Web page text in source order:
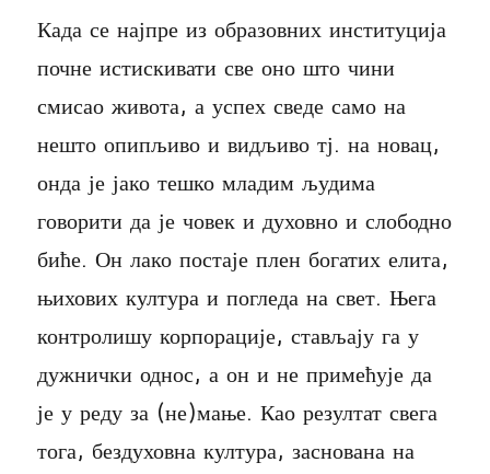
Када се најпре из образовних институција
почне истискивати све оно што чини
смисао живота, а успех сведе само на
нешто опипљиво и видљиво тј. на новац,
онда је јако тешко младим људима
говорити да је човек и духовно и слободно
биће. Он лако постаје плен богатих елита,
њихових култура и погледа на свет. Њега
контролишу корпорације, стављају га у
дужнички однос, а он и не примећује да
је у реду за (не)мање. Као резултат свега
тога, бездуховна култура, заснована на